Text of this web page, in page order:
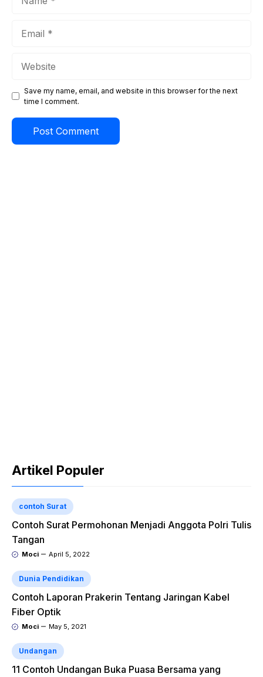
Save my name, email, and website in this browser for the next
time I comment.
Artikel Populer
contoh Surat
Contoh Surat Permohonan Menjadi Anggota Polri Tulis
Tangan
Moci April 5, 2022
Dunia Pendidikan
Contoh Laporan Prakerin Tentang Jaringan Kabel
Fiber Optik
Moci May 5, 2021
Undangan
11 Contoh Undangan Buka Puasa Bersama yang